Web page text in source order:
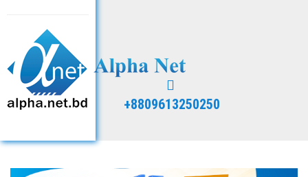
+8809613250250